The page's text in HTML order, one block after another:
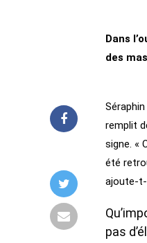
Dans
des
remplit
signe. «
été
ajoute-t-
pas